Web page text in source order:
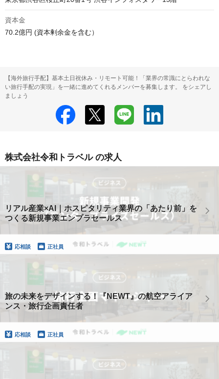
資本金
70.2億円 (資本剰余金を含む）
【海外旅行手配】基本土日祝休み・リモート可能！「業界の常識にとらわれな
い旅行手配の実現」を一緒に進めてくれるメンバーを募集します。 をシェアし
ましょう
株式会社令和トラベル の求人
リアル産業×AI｜ホスピタリティ業界の「あたり前」を
つくる新規事業エンプラセールス
応相談 正社員
旅の未来をデザインする！『NEWT』の航空アライア
ンス・旅行企画責任者
応相談 正社員